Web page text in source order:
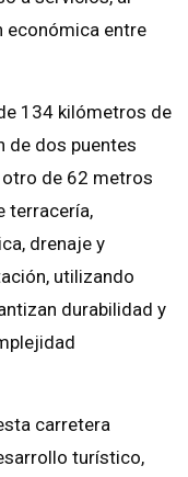
económica entre
134 kilómetros de
de dos puentes
de 62 metros
terracería,
drenaje y
utilizando
durabilidad y
carretera
turístico,